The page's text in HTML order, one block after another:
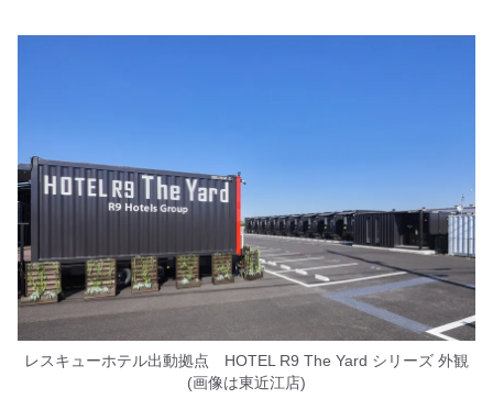
レスキューホテル出動拠点 HOTEL R9 The Yard シリーズ 外観
(画像は東近江店)